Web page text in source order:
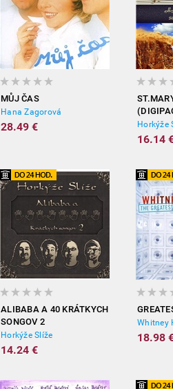
MŮJ ČAS
Hana Zagorová
28.49 € Horkýže
16.14
ALIBABA A 40 KRÁTKYCH
SONGOV 2
Horkýže Slíže
14.24 €
Whitney
18.98